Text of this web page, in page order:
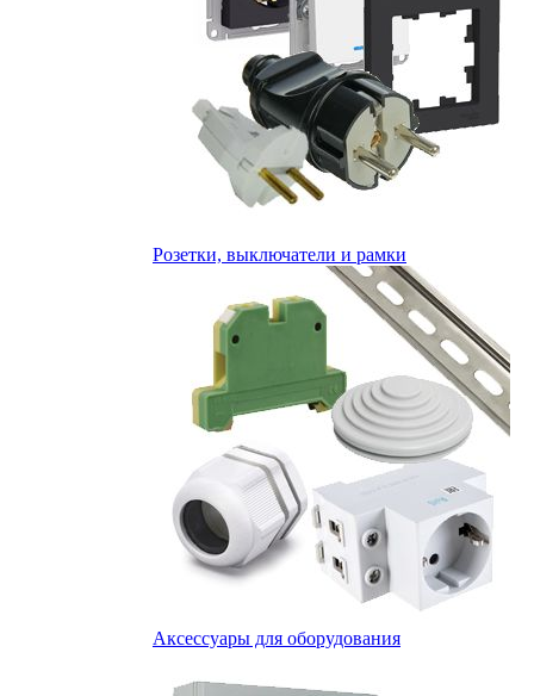
Розетки, выключатели и рамки
Аксессуары для оборудования